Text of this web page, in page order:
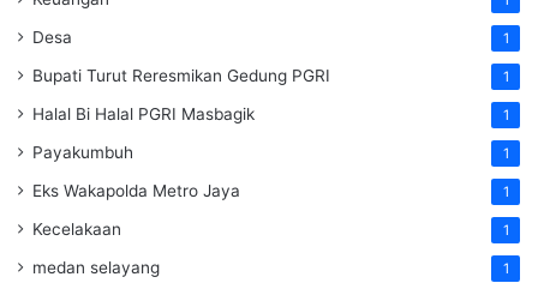
Desa 1
Bupati Turut Reresmikan Gedung PGRI 1
Halal Bi Halal PGRI Masbagik 1
Payakumbuh 1
Eks Wakapolda Metro Jaya 1
Kecelakaan 1
medan selayang 1